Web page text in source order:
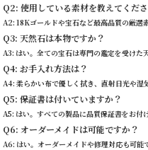
Q2: 使用している素材を教えてくださ
A2: 18Kゴールドや宝石など最高品質の厳選
Q3: 天然石は本物ですか？
A3: はい。全ての宝石は専門の鑑定を受けた
Q4: お手入れ方法は？
A4: 柔らかい布で優しく拭き、直射日光や湿
Q5: 保証書は付いていますか？
A5: はい。すべての製品に品質保証書をお付
Q6: オーダーメイドは可能ですか？
A6: はい。オーダーメイドや修理対応も可能で